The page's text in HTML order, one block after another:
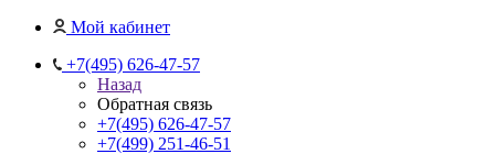
Мой кабинет
+7(495) 626-47-57
Назад
Обратная связь
+7(495) 626-47-57
+7(499) 251-46-51